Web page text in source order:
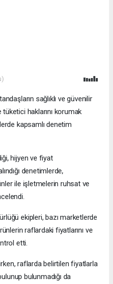
sağlıklı ve güvenilir
tüketici haklarını korumak
kapsamlı denetim
hijyen ve fiyat
denetimlerde,
ile işletmelerin ruhsat ve
ekipleri, bazı marketlerde
raflardaki fiyatlarını ve
etti.
raflarda belirtilen fiyatlarla
bulunmadığı da